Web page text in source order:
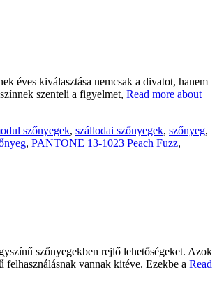
éves kiválasztása nemcsak a divatot, hanem
szenteli a figyelmet, Read more about
szőnyegek, szállodai szőnyegek, szőnyeg,
, PANTONE 13-1023 Peach Fuzz,
szőnyegekben rejlő lehetőségeket. Azok
vannak kitéve. Ezekbe a Read